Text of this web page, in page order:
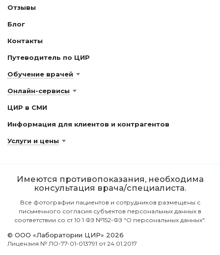
Отзывы
Блог
Контакты
Путеводитель по ЦИР
Обучение врачей
Онлайн-сервисы
ЦИР в СМИ
Информация для клиентов и контрагентов
Услуги и цены
Имеются противопоказания, необходима
консультация врача/специалиста.
Все фотографии пациентов и сотрудников размещены с
письменного согласия субъектов персональных данных в
соответствии со ст.10.1 ФЗ №152-ФЗ "О персональных данных".
© ООО «Лаборатории ЦИР» 2026
Лицензия № ЛО-77-01-013791 от 24.01.2017